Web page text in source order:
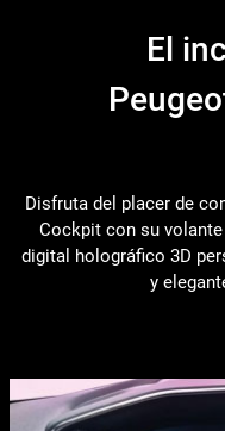
El
Disfruta del placer de
Cockpit con su
digital holográfico 3D
y